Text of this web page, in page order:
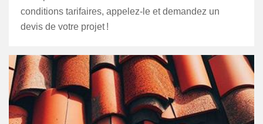
conditions tarifaires, appelez-le et demandez un
devis de votre projet !